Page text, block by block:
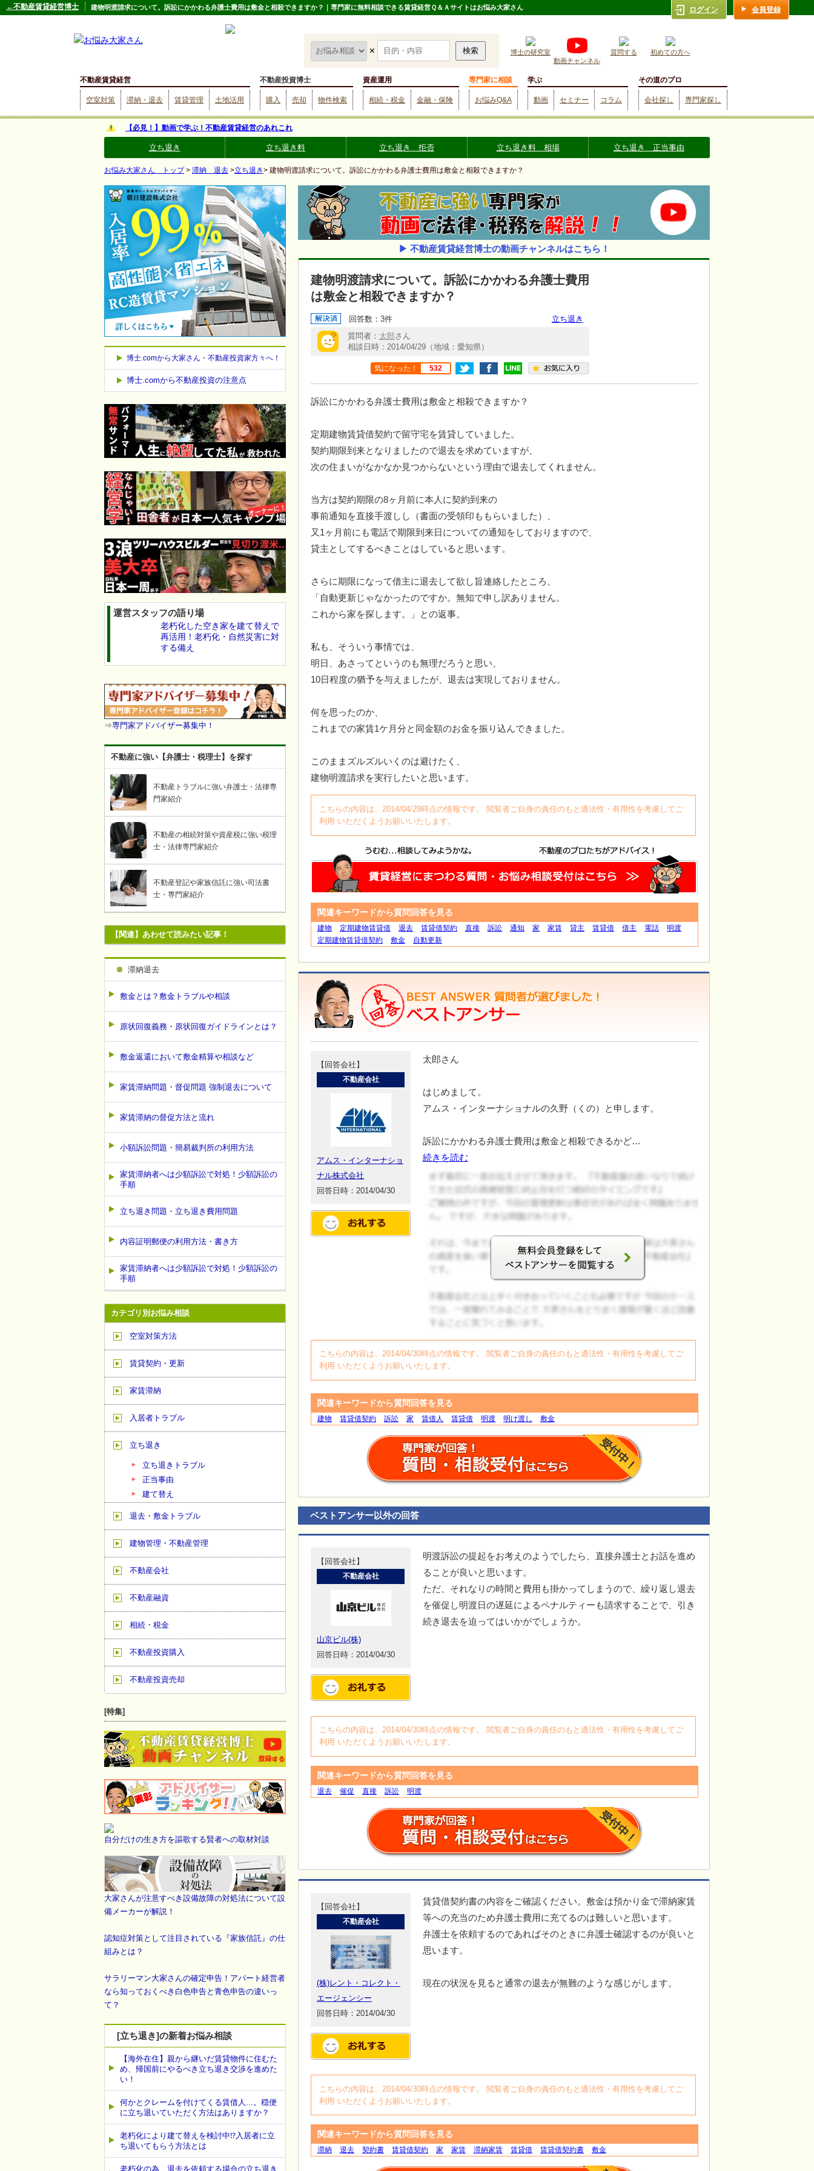
建物明渡請求について。訴訟にかかわる弁護士費用は敷金と相殺できますか？｜専門家に無料相談できる賃貸経営Ｑ＆Ａサイトはお悩み大家さん
×
博士の研究室
動画チャンネル
質問する 初めての方へ
不動産賃貸経営
空室対策 滞納・退去 賃貸管理 土地活用
不動産投資博士
購入 売却 物件検索
資産運用
相続・税金 金融・保険
専門家に相談
お悩みQ&A
学ぶ
動画 セミナー コラム
その道のプロ
会社探し 専門家探し
←不動産賃貸経営博士 ログイン 会員登録
【必見！】動画で学ぶ！不動産賃貸経営のあれこれ
立ち退き 立ち退き料 立ち退き 拒否 立ち退き料 相場 立ち退き 正当事由
お悩み大家さん トップ> 滞納 退去 >立ち退き> 建物明渡請求について。訴訟にかかわる弁護士費用は敷金と相殺できますか？
▶ 不動産賃貸経営博士の動画チャンネルはこちら！
建物明渡請求について。訴訟にかかわる弁護士費用
は敷金と相殺できますか？
回答数：3件
立ち退き
質問者： 太郎さん
相談日時：2014/04/29（地域：愛知県）
気になった！ 532
訴訟にかかわる弁護士費用は敷金と相殺できますか？
定期建物賃貸借契約で留守宅を賃貸していました。
契約期限到来となりましたので退去を求めていますが、
次の住まいがなかなか見つからないという理由で退去してくれません。
当方は契約期限の8ヶ月前に本人に契約到来の
事前通知を直接手渡しし（書面の受領印ももらいました）、
又1ヶ月前にも電話で期限到来日についての通知をしておりますので、
貸主としてするべきことはしていると思います。
さらに期限になって借主に退去して欲し旨連絡したところ、
「自動更新じゃなかったのですか。無知で申し訳ありません。
これから家を探します。」との返事。
私も、そういう事情では、
明日、あさってというのも無理だろうと思い、
10日程度の猶予を与えましたが、退去は実現しておりません。
何を思ったのか、
これまでの家賃1ケ月分と同金額のお金を振り込んできました。
このままズルズルいくのは避けたく、
建物明渡請求を実行したいと思います。
こちらの内容は、2014/04/29時点の情報です。 閲覧者ご自身の責任のもと適法性・有用性を考慮してご
利用 いただくようお願いいたします。
関連キーワードから質問回答を見る
建物 定期建物賃貸借 退去 賃貸借契約 直接 訴訟 通知 家 家賃 貸主 賃貸借 借主 電話
明渡
定期建物賃貸借契約
敷金 自動更新
【回答会社】
不動産会社
アムス・インターナショ
ナル株式会社
回答日時：2014/04/30
太郎さん
はじめまして。
アムス・インターナショナルの久野（くの）と申します。
訴訟にかかわる弁護士費用は敷金と相殺できるかど…
続きを読む
ログイン
こちらの内容は、2014/04/30時点の情報です。 閲覧者ご自身の責任のもと適法性・有用性を考慮してご
利用 いただくようお願いいたします。
関連キーワードから質問回答を見る
建物 賃貸借契約 訴訟 家 賃借人 賃貸借 明渡 明け渡し 敷金
ベストアンサー以外の回答
【回答会社】
不動産会社
山京ビル(株)
回答日時：2014/04/30
明渡訴訟の提起をお考えのようでしたら、直接弁護士とお話を進め
ることが良いと思います。
ただ、それなりの時間と費用も掛かってしまうので、繰り返し退去
を催促し明渡日の遅延によるペナルティーも請求することで、引き
続き退去を迫ってはいかがでしょうか。
こちらの内容は、2014/04/30時点の情報です。 閲覧者ご自身の責任のもと適法性・有用性を考慮してご
利用 いただくようお願いいたします。
関連キーワードから質問回答を見る
退去 催促 直接 訴訟 明渡
【回答会社】
不動産会社
(株)レント・コレクト・
エージェンシー
回答日時：2014/04/30
賃貸借契約書の内容をご確認ください。敷金は預かり金で滞納家賃
等への充当のため弁護士費用に充てるのは難しいと思います。
弁護士を依頼するのであればそのときに弁護士確認するのが良いと
思います。
現在の状況を見ると通常の退去が無難のような感じがします。
こちらの内容は、2014/04/30時点の情報です。 閲覧者ご自身の責任のもと適法性・有用性を考慮してご
利用 いただくようお願いいたします。
関連キーワードから質問回答を見る
滞納 退去 契約書 賃貸借契約 家 家賃 滞納家賃 賃貸借 賃貸借契約書 敷金
博士.comから大家さん・不動産投資家方々へ！
博士.comから不動産投資の注意点
運営スタッフの語り場
老朽化した空き家を建て替えで
再活用！老朽化・自然災害に対
する備え
⇒専門家アドバイザー募集中！
不動産に強い【弁護士・税理士】を探す
不動産トラブルに強い弁護士・法律専
門家紹介
不動産の相続対策や資産税に強い税理
士・法律専門家紹介
不動産登記や家族信託に強い司法書
士・専門家紹介
【関連】あわせて読みたい記事！
滞納退去
敷金とは？敷金トラブルや相談
原状回復義務・原状回復ガイドラインとは？
敷金返還において敷金精算や相談など
家賃滞納問題・督促問題 強制退去について
家賃滞納の督促方法と流れ
小額訴訟問題・簡易裁判所の利用方法
家賃滞納者へは少額訴訟で対処！少額訴訟の
手順
立ち退き問題・立ち退き費用問題
内容証明郵便の利用方法・書き方
家賃滞納者へは少額訴訟で対処！少額訴訟の
手順
カテゴリ別お悩み相談
空室対策方法
賃貸契約・更新
家賃滞納
入居者トラブル
立ち退き
立ち退きトラブル
正当事由
建て替え
退去・敷金トラブル
建物管理・不動産管理
不動産会社
不動産融資
相続・税金
不動産投資購入
不動産投資売却
[特集]
自分だけの生き方を謳歌する賢者への取材対談
大家さんが注意すべき設備故障の対処法について設
備メーカーが解説！
認知症対策として注目されている『家族信託』の仕
組みとは？
サラリーマン大家さんの確定申告！アパート経営者
なら知っておくべき白色申告と青色申告の違いっ
て？
[立ち退き]の新着お悩み相談
【海外在住】親から継いだ賃貸物件に住むた
め、帰国前にやるべき立ち退き交渉を進めた
い！
何かとクレームを付けてくる賃借人...。穏便
に立ち退いていただく方法はありますか？
老朽化により建て替えを検討中⁉入居者に立
ち退いてもらう方法とは
老朽化の為、退去を依頼する場合の立ち退き